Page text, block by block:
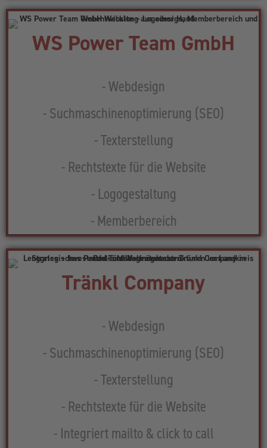
WS Power Team GmbH​
- Webdesign
- Suchmaschinenoptimierung (SEO)
- Texterstellung
- Rechtstexte für die Website
- Logogestaltung
- Memberbereich
Tränkl Company
- Webdesign
- Suchmaschinenoptimierung (SEO)
- Texterstellung
- Rechtstexte für die Website
- Integriert mailto & click to call